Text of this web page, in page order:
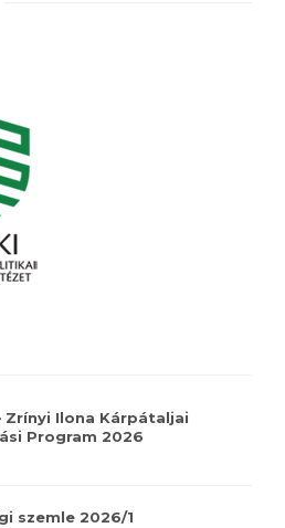
Zrínyi Ilona Kárpátaljai
Program 2026
szemle 2026/1